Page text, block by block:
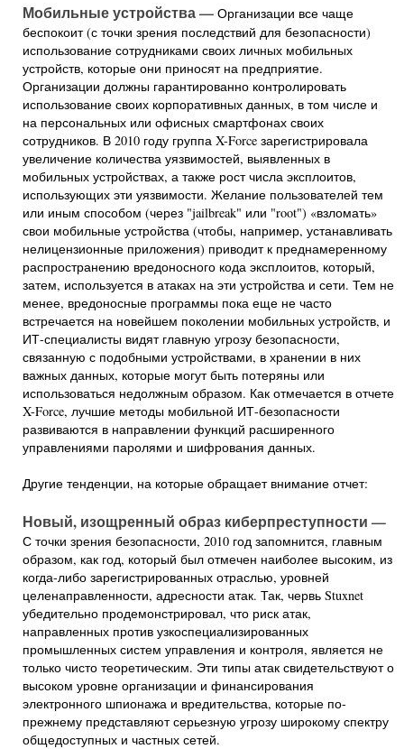
Мобильные устройства — Организации все чаще
беспокоит (с точки зрения последствий для безопасности)
использование сотрудниками своих личных мобильных
устройств, которые они приносят на предприятие.
Организации должны гарантированно контролировать
использование своих корпоративных данных, в том числе и
на персональных или офисных смартфонах своих
сотрудников. В 2010 году группа X-Force зарегистрировала
увеличение количества уязвимостей, выявленных в
мобильных устройствах, а также рост числа эксплоитов,
использующих эти уязвимости. Желание пользователей тем
или иным способом (через "jailbreak" или "root") «взломать»
свои мобильные устройства (чтобы, например, устанавливать
нелицензионные приложения) приводит к преднамеренному
распространению вредоносного кода эксплоитов, который,
затем, используется в атаках на эти устройства и сети. Тем не
менее, вредоносные программы пока еще не часто
встречается на новейшем поколении мобильных устройств, и
ИТ-специалисты видят главную угрозу безопасности,
связанную с подобными устройствами, в хранении в них
важных данных, которые могут быть потеряны или
использоваться недолжным образом. Как отмечается в отчете
X-Force, лучшие методы мобильной ИТ-безопасности
развиваются в направлении функций расширенного
управлениями паролями и шифрования данных.
Другие тенденции, на которые обращает внимание отчет:
Новый, изощренный образ киберпреступности —
С точки зрения безопасности, 2010 год запомнится, главным
образом, как год, который был отмечен наиболее высоким, из
когда-либо зарегистрированных отраслью, уровней
целенаправленности, адресности атак. Так, червь Stuxnet
убедительно продемонстрировал, что риск атак,
направленных против узкоспециализированных
промышленных систем управления и контроля, является не
только чисто теоретическим. Эти типы атак свидетельствуют о
высоком уровне организации и финансирования
электронного шпионажа и вредительства, которые по-
прежнему представляют серьезную угрозу широкому спектру
общедоступных и частных сетей.